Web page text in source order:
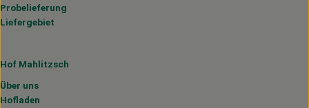
Probelieferung
Liefergebiet
Hof Mahlitzsch
Über uns
Hofladen